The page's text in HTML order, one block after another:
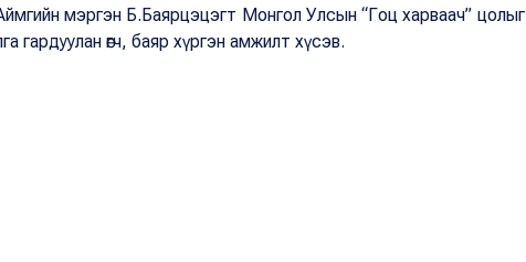
мэргэн Б.Баярцэцэгт Монгол Улсын “Гоц харваач” цолыг
гардуулан өгч, баяр хүргэн амжилт хүсэв.